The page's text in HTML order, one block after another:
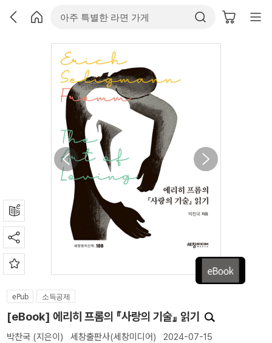
ePub 소득공제
[eBook] 에리히 프롬의 『사랑의 기술』 읽기
박찬국 (지은이) 세창출판사(세창미디어) 2024-07-15